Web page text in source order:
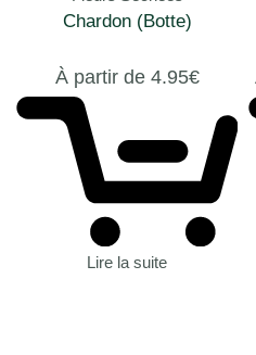
Chardon (Botte)
À partir de 4.95€
Lire la suite